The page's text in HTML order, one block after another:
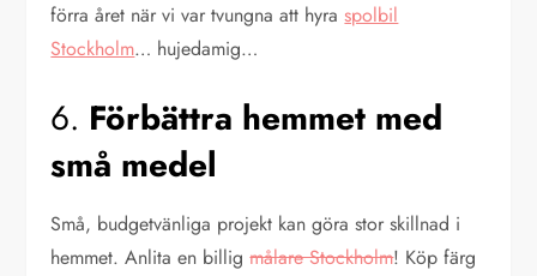
förra året när vi var tvungna att hyraspolbil
Stockholm… hujedamig…
6. Förbättra hemmet med
små medel
Små, budgetvänliga projekt kan göra stor skillnad i
hemmet. Anlita en billigmålare Stockholm! Köp färg